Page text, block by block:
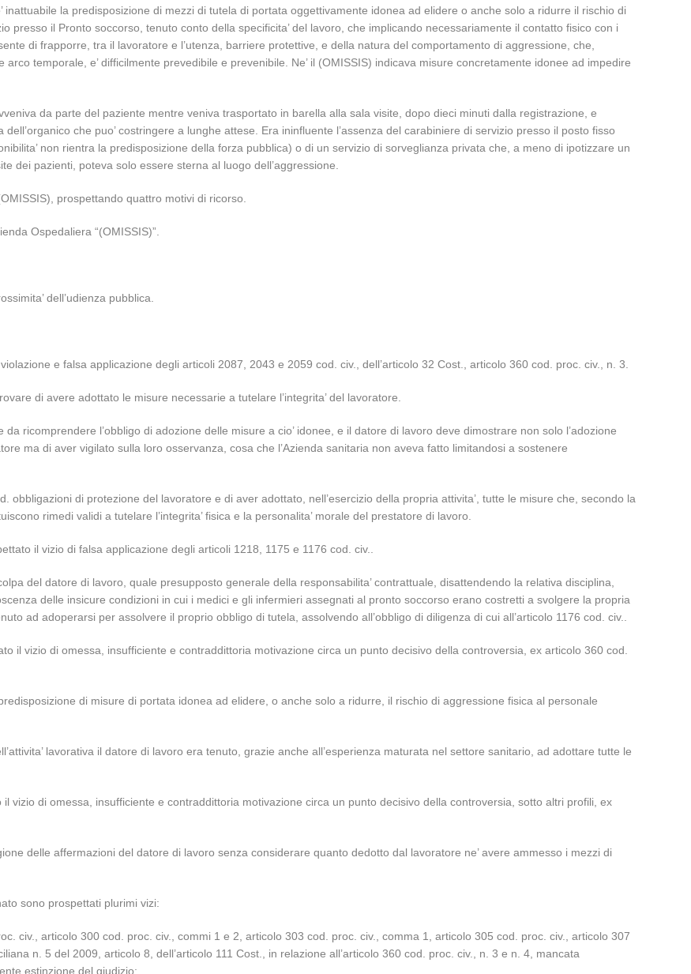
inattuabile la predisposizione di mezzi di tutela di portata oggettivamente idonea ad elidere o anche solo a ridurre il rischio di
presso il Pronto soccorso, tenuto conto della specificita’ del lavoro, che implicando necessariamente il contatto fisico con i
di frapporre, tra il lavoratore e l’utenza, barriere protettive, e della natura del comportamento di aggressione, che,
temporale, e’ difficilmente prevedibile e prevenibile. Ne’ il (OMISSIS) indicava misure concretamente idonee ad impedire
da parte del paziente mentre veniva trasportato in barella alla sala visite, dopo dieci minuti dalla registrazione, e
dell’organico che puo’ costringere a lunghe attese. Era ininfluente l’assenza del carabiniere di servizio presso il posto fisso
non rientra la predisposizione della forza pubblica) o di un servizio di sorveglianza privata che, a meno di ipotizzare un
dei pazienti, poteva solo essere sterna al luogo dell’aggressione.
prospettando quattro motivi di ricorso.
Ospedaliera “(OMISSIS)”.
dell’udienza pubblica.
e falsa applicazione degli articoli 2087, 2043 e 2059 cod. civ., dell’articolo 32 Cost., articolo 360 cod. proc. civ., n. 3.
di avere adottato le misure necessarie a tutelare l’integrita’ del lavoratore.
da ricomprendere l’obbligo di adozione delle misure a cio’ idonee, e il datore di lavoro deve dimostrare non solo l’adozione
ma di aver vigilato sulla loro osservanza, cosa che l’Azienda sanitaria non aveva fatto limitandosi a sostenere
obbligazioni di protezione del lavoratore e di aver adottato, nell’esercizio della propria attivita’, tutte le misure che, secondo la
rimedi validi a tutelare l’integrita’ fisica e la personalita’ morale del prestatore di lavoro.
il vizio di falsa applicazione degli articoli 1218, 1175 e 1176 cod. civ..
del datore di lavoro, quale presupposto generale della responsabilita’ contrattuale, disattendendo la relativa disciplina,
delle insicure condizioni in cui i medici e gli infermieri assegnati al pronto soccorso erano costretti a svolgere la propria
ad adoperarsi per assolvere il proprio obbligo di tutela, assolvendo all’obbligo di diligenza di cui all’articolo 1176 cod. civ..
il vizio di omessa, insufficiente e contraddittoria motivazione circa un punto decisivo della controversia, ex articolo 360 cod.
di misure di portata idonea ad elidere, o anche solo a ridurre, il rischio di aggressione fisica al personale
lavorativa il datore di lavoro era tenuto, grazie anche all’esperienza maturata nel settore sanitario, ad adottare tutte le
vizio di omessa, insufficiente e contraddittoria motivazione circa un punto decisivo della controversia, sotto altri profili, ex
delle affermazioni del datore di lavoro senza considerare quanto dedotto dal lavoratore ne’ avere ammesso i mezzi di
sono prospettati plurimi vizi:
civ., articolo 300 cod. proc. civ., commi 1 e 2, articolo 303 cod. proc. civ., comma 1, articolo 305 cod. proc. civ., articolo 307
n. 5 del 2009, articolo 8, dell’articolo 111 Cost., in relazione all’articolo 360 cod. proc. civ., n. 3 e n. 4, mancata
estinzione del giudizio;